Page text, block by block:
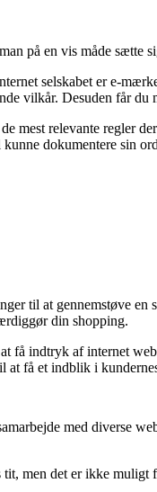
på en vis måde
selskabet er e-
vilkår. Desuden får
mest relevante regler
dokumentere sin
til at gennemstøve
din shopping.
få indtryk af internet
at få et indblik i
med diverse
men det er ikke